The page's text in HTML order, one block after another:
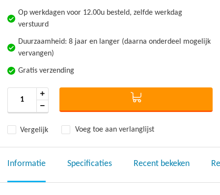
Op werkdagen voor 12.00u besteld, zelfde werkdag
verstuurd
Duurzaamheid: 8 jaar en langer (daarna onderdeel mogelijk
vervangen)
Gratis verzending
Vergelijk Voeg toe aan verlanglijst
Informatie Specificaties Recent bekeken